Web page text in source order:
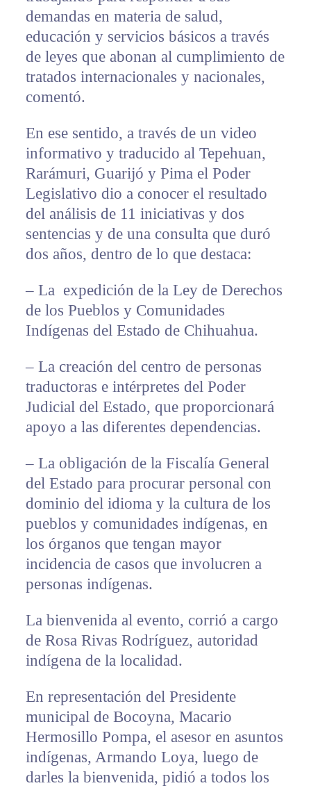
demandas en materia de salud,
educación y servicios básicos a través
de leyes que abonan al cumplimiento de
tratados internacionales y nacionales,
comentó.
En ese sentido, a través de un video
informativo y traducido al Tepehuan,
Rarámuri, Guarijó y Pima el Poder
Legislativo dio a conocer el resultado
del análisis de 11 iniciativas y dos
sentencias y de una consulta que duró
dos años, dentro de lo que destaca:
– La expedición de la Ley de Derechos
de los Pueblos y Comunidades
Indígenas del Estado de Chihuahua.
– La creación del centro de personas
traductoras e intérpretes del Poder
Judicial del Estado, que proporcionará
apoyo a las diferentes dependencias.
– La obligación de la Fiscalía General
del Estado para procurar personal con
dominio del idioma y la cultura de los
pueblos y comunidades indígenas, en
los órganos que tengan mayor
incidencia de casos que involucren a
personas indígenas.
La bienvenida al evento, corrió a cargo
de Rosa Rivas Rodríguez, autoridad
indígena de la localidad.
En representación del Presidente
municipal de Bocoyna, Macario
Hermosillo Pompa, el asesor en asuntos
indígenas, Armando Loya, luego de
darles la bienvenida, pidió a todos los